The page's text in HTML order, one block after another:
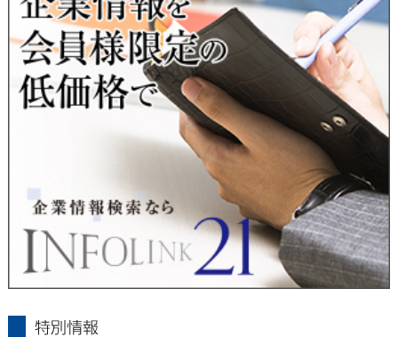
追加・削除・利用停止・提供停止の希望がございましたら、本
人または代理人の請求応じて、個人データの通知・開示・訂
正・追加・削除・利用停止・提供停止の請求に応じます。
受付方法は、本人確認資料（運転免許証、パスポート何れかの
コピー）、「個人情報取扱申請書」「委任状」（代理人による
申請の場合のみ必要となります）を当社宛にお送り下さい。
＜個人情報保護に関するお問合せ・相談窓口＞
〒802-0004 北九州市小倉北区鍛冶町2丁目5-11（第一東経ビ
フリーダイヤル 0120-55-9986
受付時間 平日9：00～17：00